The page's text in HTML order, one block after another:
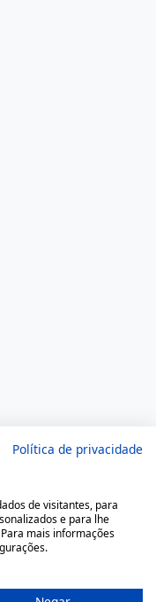
Política de privacidade
de visitantes, para
e para lhe
mais informações